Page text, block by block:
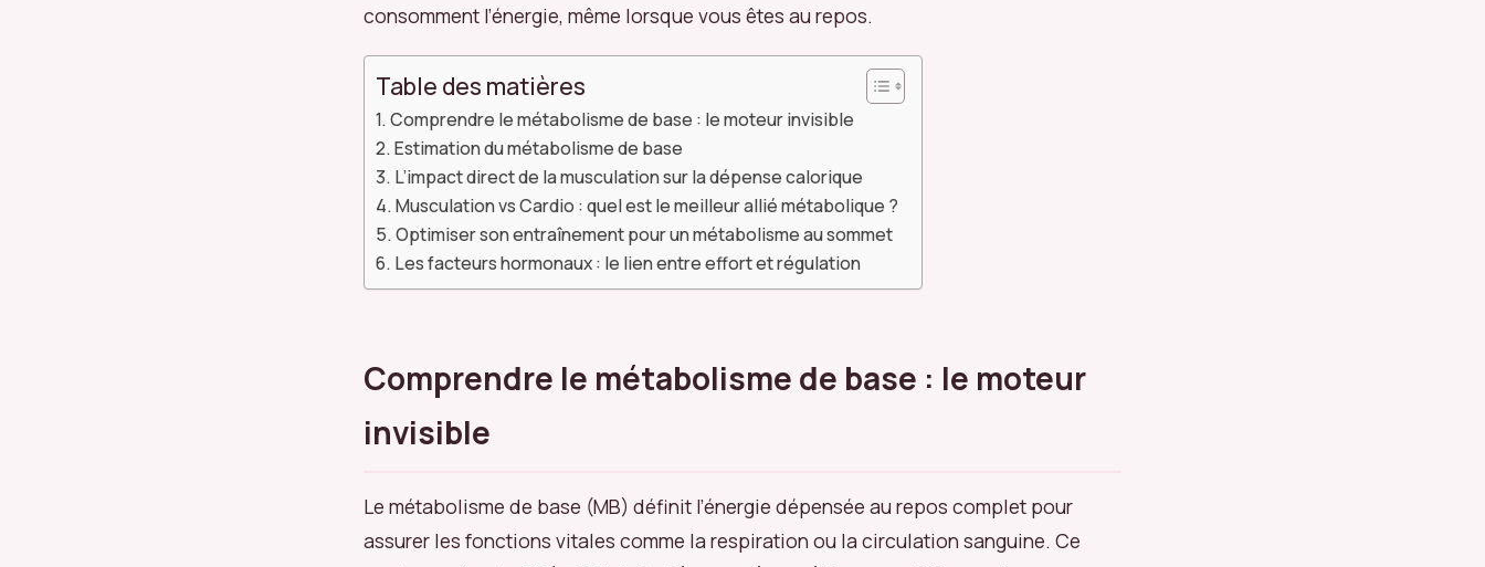
consomment l’énergie, même lorsque vous êtes au repos.
Table des matières
Comprendre le métabolisme de base : le moteur invisible
Estimation du métabolisme de base
L’impact direct de la musculation sur la dépense calorique
Musculation vs Cardio : quel est le meilleur allié métabolique ?
Optimiser son entraînement pour un métabolisme au sommet
Les facteurs hormonaux : le lien entre effort et régulation
Comprendre le métabolisme de base : le moteur
invisible
Le métabolisme de base (MB) définit l’énergie dépensée au repos complet pour
assurer les fonctions vitales comme la respiration ou la circulation sanguine. Ce